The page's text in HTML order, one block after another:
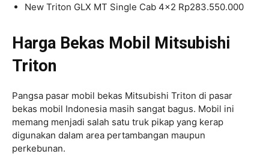
New Triton GLX MT Single Cab 4×2 Rp283.550.000
Harga Bekas Mobil Mitsubishi
Triton
Pangsa pasar mobil bekas Mitsubishi Triton di pasar
bekas mobil Indonesia masih sangat bagus. Mobil ini
memang menjadi salah satu truk pikap yang kerap
digunakan dalam area pertambangan maupun
perkebunan.